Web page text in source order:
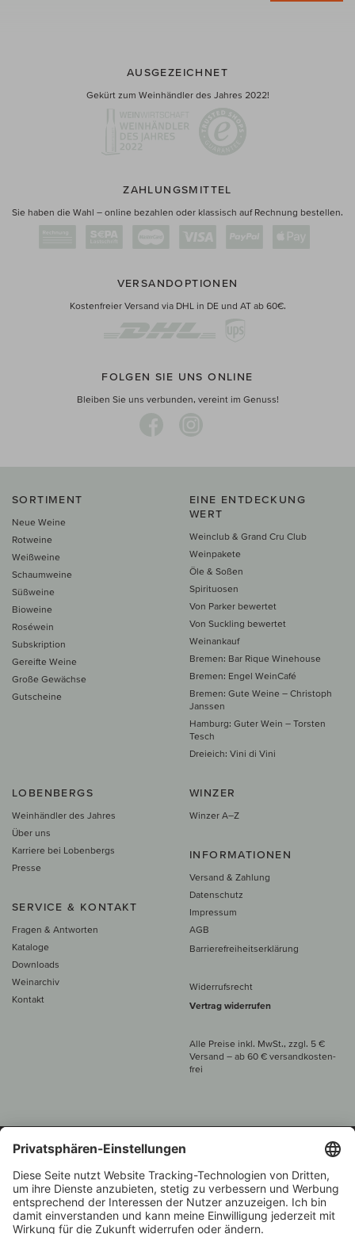
AUSGEZEICHNET
Gekürt zum Weinhändler des Jahres 2022!
ZAHLUNGSMITTEL
Sie haben die Wahl – online bezahlen oder klassisch auf Rechnung bestellen.
VERSANDOPTIONEN
Kostenfreier Versand via DHL in DE und AT ab 60€.
FOLGEN SIE UNS ONLINE
Bleiben Sie uns verbunden, vereint im Genuss!
SORTIMENT
Neue Weine
Rotweine
Weißweine
Schaumweine
Süßweine
Bioweine
Roséwein
Subskription
Gereifte Weine
Große Gewächse
Gutscheine
EINE ENTDECKUNG
WERT
Weinclub & Grand Cru Club
Weinpakete
Öle & Soßen
Spirituosen
Von Parker bewertet
Von Suckling bewertet
Weinankauf
Bremen: Bar Rique Winehouse
Bremen: Engel WeinCafé
Bremen: Gute Weine – Christoph
Janssen
Hamburg: Guter Wein – Torsten
Tesch
Dreieich: Vini di Vini
LOBENBERGS
Weinhändler des Jahres
Über uns
Karriere bei Lobenbergs
Presse
SERVICE & KONTAKT
Fragen & Antworten
Kataloge
Downloads
Weinarchiv
Kontakt
WINZER
Winzer A–Z
INFORMATIONEN
Versand & Zahlung
Datenschutz
Impressum
AGB
Barrierefreiheitserklärung
Widerrufsrecht
Vertrag widerrufen
Alle Preise inkl. MwSt., zzgl. 5 €
Versand – ab 60 € versand­kosten­
frei
Beratung unter
+49 421 696 797-0
1.000 Winzer –
Über 7.000 Weine
Weinhändler
des Jahres 2022